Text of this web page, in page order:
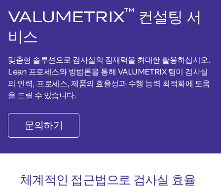
VALUMETRIX™ 컨설팅 서
비스
맞춤형 솔루션으로 검사실의 잠재력을 최대한 활용하십시오.
Lean 프로세스와 방법론을 통해 VALUMETRIX 팀이 검사실
의 인력, 프로세스, 제품의 효율성과 수행 능력 최적화에 도움
을 드릴 수 있습니다.
문의하기
체계적인 접근법으로 검사실 효율